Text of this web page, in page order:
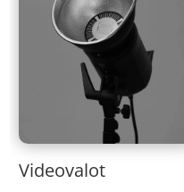
Videovalot